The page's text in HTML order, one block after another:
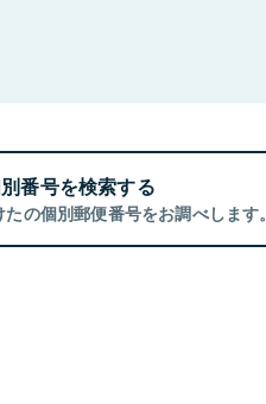
番号を検索する
の個別郵便番号をお調べします。